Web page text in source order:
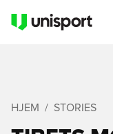
HJEM STORIES